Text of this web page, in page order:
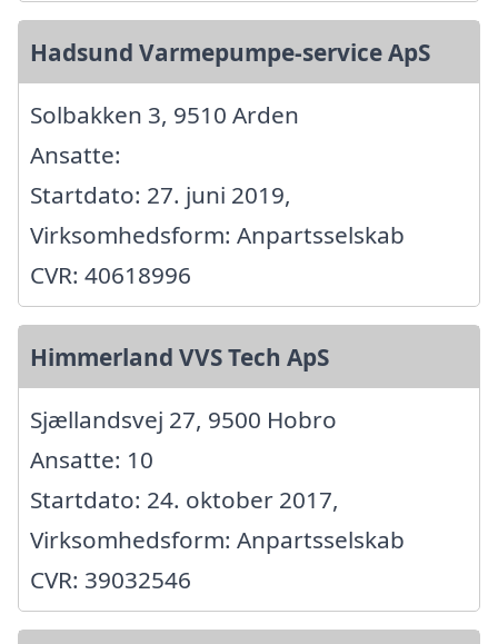
Hadsund Varmepumpe-service ApS
Solbakken 3, 9510 Arden
Ansatte:
Startdato: 27. juni 2019,
Virksomhedsform: Anpartsselskab
CVR: 40618996
Himmerland VVS Tech ApS
Sjællandsvej 27, 9500 Hobro
Ansatte: 10
Startdato: 24. oktober 2017,
Virksomhedsform: Anpartsselskab
CVR: 39032546